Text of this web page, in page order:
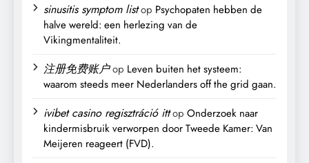
sinusitis symptom listop Psychopaten hebben de
halve wereld: een herlezing van de
Vikingmentaliteit.
注册免费账户op Leven buiten het systeem:
waarom steeds meer Nederlanders off the grid gaan.
ivibet casino regisztráció ittop Onderzoek naar
kindermisbruik verworpen door Tweede Kamer: Van
Meijeren reageert (FVD).